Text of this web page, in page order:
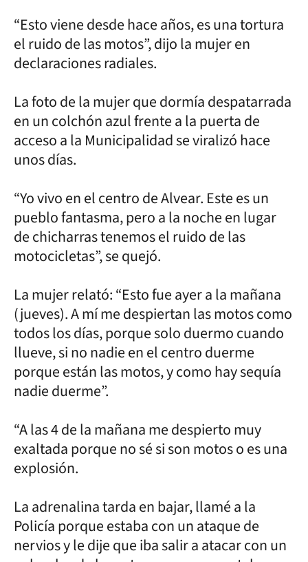
“Esto viene desde hace años, es una tortura
el ruido de las motos”, dijo la mujer en
declaraciones radiales.
La foto de la mujer que dormía despatarrada
en un colchón azul frente a la puerta de
acceso a la Municipalidad se viralizó hace
unos días.
“Yo vivo en el centro de Alvear. Este es un
pueblo fantasma, pero a la noche en lugar
de chicharras tenemos el ruido de las
motocicletas”, se quejó.
La mujer relató: “Esto fue ayer a la mañana
(jueves). A mí me despiertan las motos como
todos los días, porque solo duermo cuando
llueve, si no nadie en el centro duerme
porque están las motos, y como hay sequía
nadie duerme”.
“A las 4 de la mañana me despierto muy
exaltada porque no sé si son motos o es una
explosión.
La adrenalina tarda en bajar, llamé a la
Policía porque estaba con un ataque de
nervios y le dije que iba salir a atacar con un